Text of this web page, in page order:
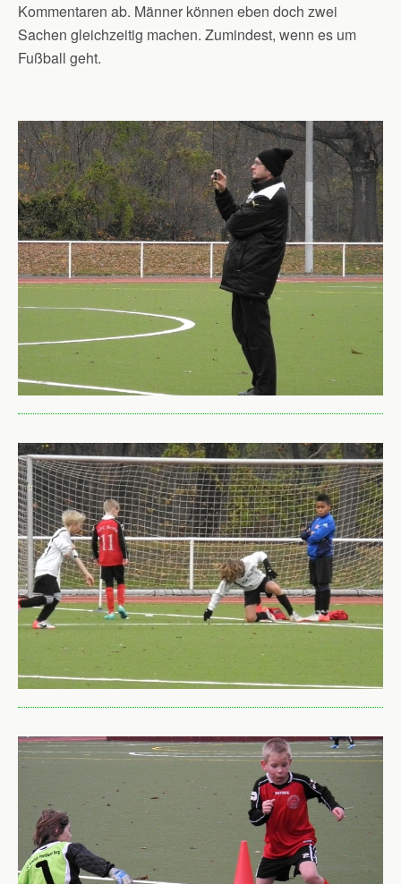
Kommentaren ab. Männer können eben doch zwei
Sachen gleichzeitig machen. Zumindest, wenn es um
Fußball geht.